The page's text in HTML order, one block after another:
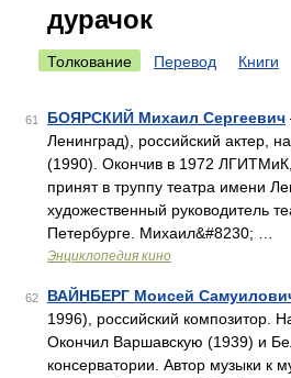
дурачок
Толкование Перевод Книги
61 БОЯРСКИЙ Михаил Сергеевич
Ленинград), российский актер,
(1990). Окончив в 1972
принят в труппу театра имени
художественный руководитель
Петербурге. Михаил&#8230; …
Энциклопедия кино
62 ВАЙНБЕРГ Моисей
1996), российский композитор.
Окончил Варшавскую (1939) и
консерватории. Автор музыки к